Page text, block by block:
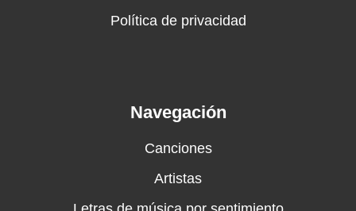
Política de privacidad
Navegación
Canciones
Artistas